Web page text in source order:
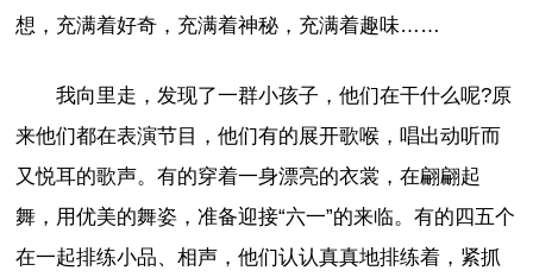
想，充满着好奇，充满着神秘，充满着趣味……
我向里走，发现了一群小孩子，他们在干什么呢?原
来他们都在表演节目，他们有的展开歌喉，唱出动听而
又悦耳的歌声。有的穿着一身漂亮的衣裳，在翩翩起
舞，用优美的舞姿，准备迎接“六一”的来临。有的四五个
在一起排练小品、相声，他们认认真真地排练着，紧抓